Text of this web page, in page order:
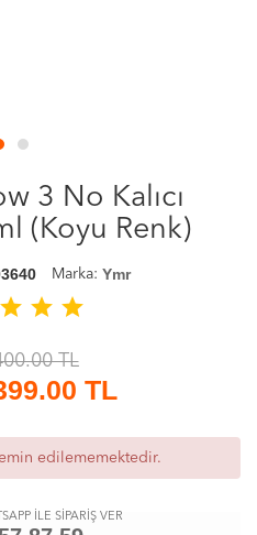
3 No Kalıcı
(Koyu Renk)
Marka: Ymr
star star star
TL
TL
edilememektedir.
İLE SİPARİŞ VER